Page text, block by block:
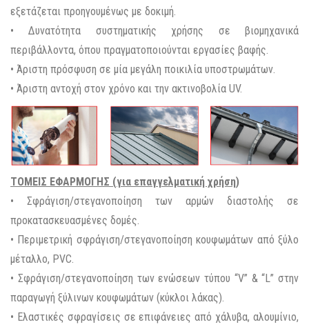
εξετάζεται προηγουμένως με δοκιμή.
• Δυνατότητα συστηματικής χρήσης σε βιομηχανικά
περιβάλλοντα, όπου πραγματοποιούνται εργασίες βαφής.
• Άριστη πρόσφυση σε μία μεγάλη ποικιλία υποστρωμάτων.
• Άριστη αντοχή στον χρόνο και την ακτινοβολία UV.
ΤΟΜΕΙΣ ΕΦΑΡΜΟΓΗΣ (για επαγγελματική χρήση)
• Σφράγιση/στεγανοποίηση των αρμών διαστολής σε
προκατασκευασμένες δομές.
• Περιμετρική σφράγιση/στεγανοποίηση κουφωμάτων από ξύλο
μέταλλο, PVC.
• Σφράγιση/στεγανοποίηση των ενώσεων τύπου “V” & “L” στην
παραγωγή ξύλινων κουφωμάτων (κύκλοι λάκας).
• Ελαστικές σφραγίσεις σε επιφάνειες από χάλυβα, αλουμίνιο,